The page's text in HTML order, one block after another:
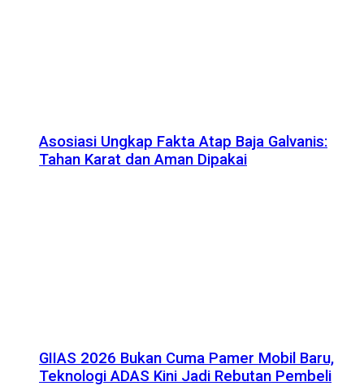
Asosiasi Ungkap Fakta Atap Baja Galvanis:
Tahan Karat dan Aman Dipakai
GIIAS 2026 Bukan Cuma Pamer Mobil Baru,
Teknologi ADAS Kini Jadi Rebutan Pembeli